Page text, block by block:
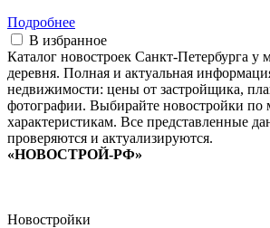
Подробнее
В избранное
Каталог новостроек Санкт-Петербурга у
деревня. Полная и актуальная
недвижимости: цены от застройщика,
фотографии. Выбирайте новостройки
характеристикам. Все представленные
проверяются и актуализируются.
«НОВОСТРОЙ-РФ»
Новостройки